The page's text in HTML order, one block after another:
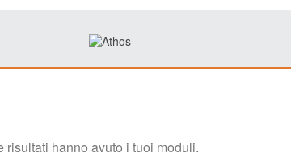
risultati hanno avuto i tuoi moduli.